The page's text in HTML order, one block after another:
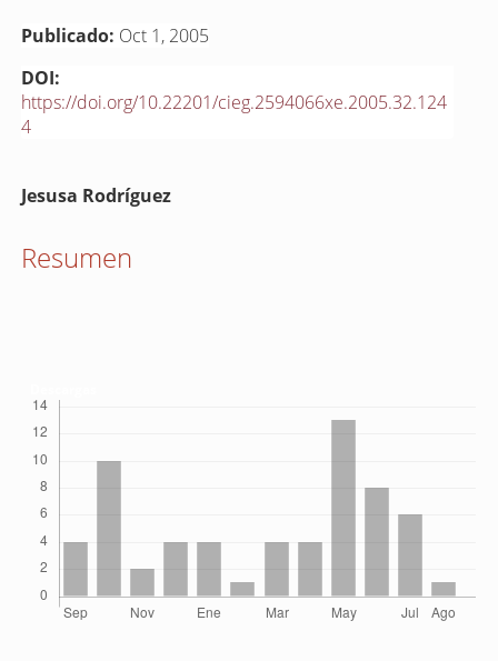
Publicado: Oct 1, 2005
DOI:
https://doi.org/10.22201/cieg.2594066xe.2005.32.124
4
Contenido
del
Jesusa Rodríguez
Resumen